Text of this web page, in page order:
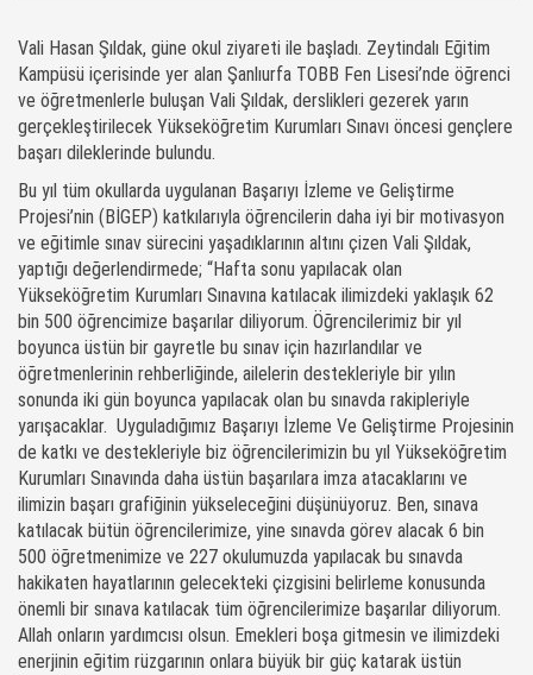
Vali Hasan Şıldak, güne okul ziyareti ile başladı. Zeytindalı Eğitim
Kampüsü içerisinde yer alan Şanlıurfa TOBB Fen Lisesi’nde öğrenci
ve öğretmenlerle buluşan Vali Şıldak, derslikleri gezerek yarın
gerçekleştirilecek Yükseköğretim Kurumları Sınavı öncesi gençlere
başarı dileklerinde bulundu.
Bu yıl tüm okullarda uygulanan Başarıyı İzleme ve Geliştirme
Projesi’nin (BİGEP) katkılarıyla öğrencilerin daha iyi bir motivasyon
ve eğitimle sınav sürecini yaşadıklarının altını çizen Vali Şıldak,
yaptığı değerlendirmede; “Hafta sonu yapılacak olan
Yükseköğretim Kurumları Sınavına katılacak ilimizdeki yaklaşık 62
bin 500 öğrencimize başarılar diliyorum. Öğrencilerimiz bir yıl
boyunca üstün bir gayretle bu sınav için hazırlandılar ve
öğretmenlerinin rehberliğinde, ailelerin destekleriyle bir yılın
sonunda iki gün boyunca yapılacak olan bu sınavda rakipleriyle
yarışacaklar. Uyguladığımız Başarıyı İzleme Ve Geliştirme Projesinin
de katkı ve destekleriyle biz öğrencilerimizin bu yıl Yükseköğretim
Kurumları Sınavında daha üstün başarılara imza atacaklarını ve
ilimizin başarı grafiğinin yükseleceğini düşünüyoruz. Ben, sınava
katılacak bütün öğrencilerimize, yine sınavda görev alacak 6 bin
500 öğretmenimize ve 227 okulumuzda yapılacak bu sınavda
hakikaten hayatlarının gelecekteki çizgisini belirleme konusunda
önemli bir sınava katılacak tüm öğrencilerimize başarılar diliyorum.
Allah onların yardımcısı olsun. Emekleri boşa gitmesin ve ilimizdeki
enerjinin eğitim rüzgarının onlara büyük bir güç katarak üstün